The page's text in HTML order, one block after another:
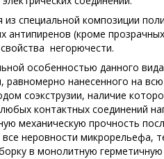
из специальной композиции
антипиренов (кроме
негорючести.
особенностью данного
равномерно нанесенного на
соэкструзии, наличие
контактных соединений
механическую прочность
неровности микрорельефа,
в монолитную герметичную